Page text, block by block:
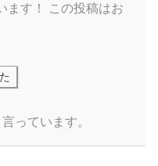
ます！
この投稿はお
っています。